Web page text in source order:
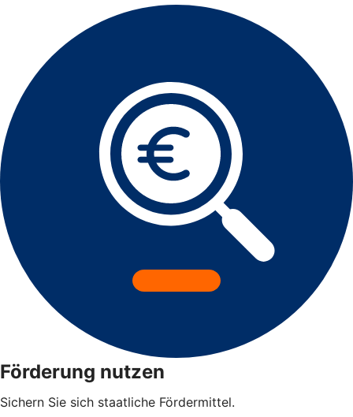
Förderung nutzen
Sichern Sie sich staatliche Fördermittel.